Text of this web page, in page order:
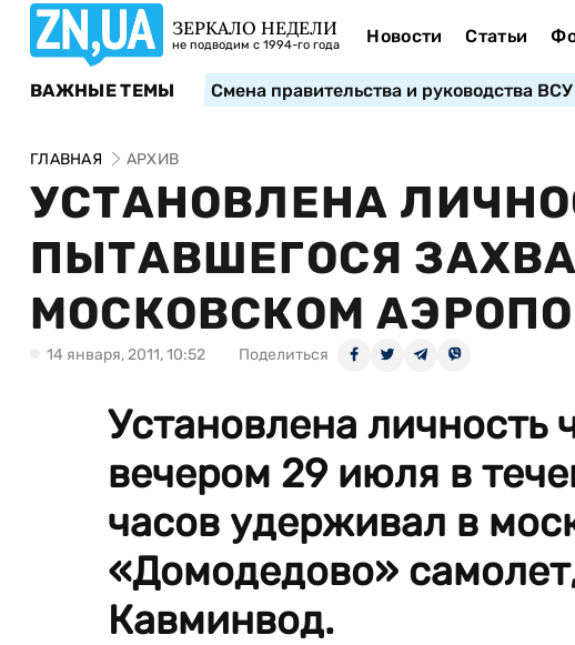
ЗЕРКАЛО НЕДЕЛИ
не подводим с 1994-го года Новости Статьи
ВАЖНЫЕ ТЕМЫ Смена правительства и руководства ВСУ
ГЛАВНАЯ АРХИВ
УСТАНОВЛЕНА
ПЫТАВШЕГОСЯ
МОСКОВСКОМ
14 января, 2011, 10:52 Поделиться
Установлена личность
вечером 29 июля в
часов удерживал в
«Домодедово»
Кавминвод.